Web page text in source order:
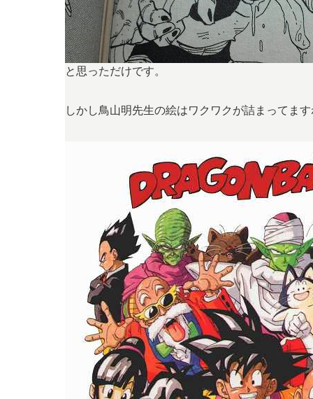
と思っただけです。
しかし鳥山明先生の絵はワクワクが詰まってます